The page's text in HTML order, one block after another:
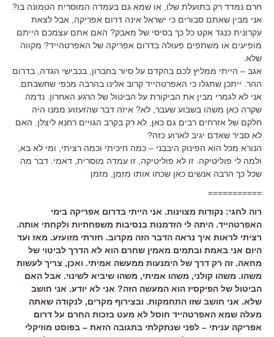
חרם נמדד רק בתועלת שלו, או שמא גם בעמדה המוסרית הטמונה בו?
אני מבין שאתם סבורים כי ישראל אינה דרום אפריקה, אבל לצאת
עקרונית כנגד אקט כל כך בסיסי של מאבק? האם אתם עצמכם הייתם
מופיעים או משתפים פעולה בדרום אפריקה של האפרטהייד? מקווה
שלא.
אגב – הייתי ממליץ לכם בהקדם על סיור בחברון, בכבישי הגדה, בדרום
ההר. ייתכן שתגלו כי האפרטהייד קרוב אלינו בהרבה מכפי שחשבתם.
אני לא לגמרי מבין את הביקורת על הביטול של הרגע האחרון. נדמה
שקרה כאן משהו בשבוע שעבר, לא? איזה דבר שהזעזוע ממנו היה
חלקם של אזרחים רבים גם כאן, לא רק בקרב הגויים רחנא ליצלן. האם
לא סביר שאדם יגיב לארוע כזה?
הנורא מכל הוא הפינוק היבבני – כמה חיכיתי וכמה רציתי, ומי לא בא,
ולמה לי פוליטיקה. זו לא פוליטיקה, זו עמדה מוסרית, דאמי. דבר מה
שכל כך הרבה אנשים כאן שכחו אותו מזמן, מזמן
===========
רוה לחגי: נקודות מצוינות. אני הייתי בדרום אפריקה בימי
האפרטהייד. היתה לי הזדמנות בנסיבות משפחתיות ולקחתי אותה.
רציתי לראות איך נראה הדבר הזה מקרוב. חזרתי מזועזע. מאז ועד
היום אני באמת ובתמים מאמין שחרם הוא לא הדרך לביטוי של
מחאה. זה רק דרך של הימנעות ממעשה אמיתי. ואכן, צריך לעשות
משהו. משהו קולני, משהו אמיתי, משהו שיביא לשינוי. אבל האם
הביטול של הפיקסיז הוא המעשה הזה? אני לא יודע. אני חושב
שלא. אני חושב שזו התחמקות. ובצירוף מקרים, לנקודה שאתה
מעלה שמא האפרטהייד חוסל לא מעט בזכות החרם על דרום
אפריקה עניתי – לפני שנתקלתי בתגובה הזאת – בפוסט מוזיקלי